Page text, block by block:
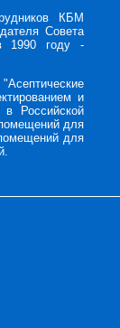
КБМ
Совета
в 1990 году -
и
Российской
для
для